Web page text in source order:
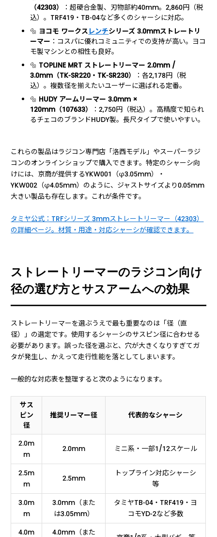
（42303）
：超硬合金製、刃物部約40mm。2,860円（税
込）。TRF419・TB-04など多くのシャーシに対応。
🔩 ヨコモ ワークス レンチシリーズ 3.0mmストレートリ
ーマー ：コスパに優れコミュニティでの支持が高い。ヨコ
モ製マシンとの相性も良好。
🔩 TOPLINE MRT ストレートリーマー 2.0mm /
3.0mm（TK-SR220・TK-SR230）
：各2,178円（税
込）。複数径を揃えたいユーザーに選ばれる定番。
🔩 HUDY アームリーマー 3.0mm ×
120mm（107633）
：2,750円（税込）。高精度で知られ
るチェコのブランドHUDY製。長尺タイプで使いやすい。
これらの製品はラジコン専門店「洛西モデル」やスーパーラジ
コンのオンラインショップで購入できます。特定のシャーシ向
けには、京商が提供するYKW001（φ3.05mm）・
YKW002（φ4.05mm）のように、ジャストサイズより0.05mm
大きい製品も存在します。これが条件です。
タミヤ公式：TRFシリーズ 3mmストレートリーマー（42303）
の詳細ページ。材質・用途・対応シャーシが確認できます。
ストレートリーマーのラジコン向け
径の選び方とサスアームへの効果
ストレートリーマーを選ぶうえで最も重要なのは「径（直
径）」の選定です。使用するシャーシのサスピン径に合わせる
必要があります。誤った径を選ぶと、穴が大きくなりすぎてガ
タが発生し、かえって走行性能を落としてしまいます。
一般的な対応表を整理すると次のようになります。
サス
ピン
径
推奨リーマー径 代表的なシャーシ
2.0m
m
2.0mm ミニ系・一部1/12スケール
2.5m
m
2.5mm
トップライン対応シャーシ
等
3.0m
m
3.0mm（また
は3.05mm）
タミヤTB-04・TRF419・ヨ
コモYD-2など多数
4.0m
4.0mm（また